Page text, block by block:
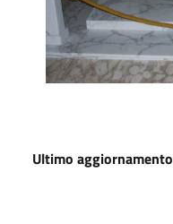
Ultimo aggiornamento